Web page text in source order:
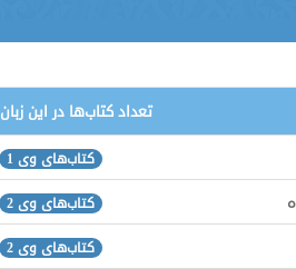
تعداد کتاب‌ها در این زبان
کتاب‌های وی 1
کتاب‌های وی 2
کتاب‌های وی 2